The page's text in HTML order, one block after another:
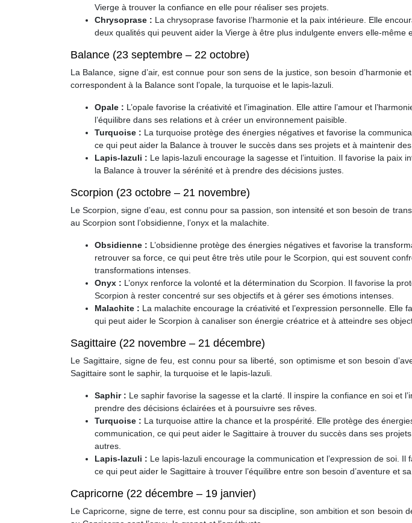
Vierge à trouver la confiance en elle pour réaliser ses projets.
Chrysoprase : La chrysoprase favorise l’harmonie et la paix intérieure. Elle
deux qualités qui peuvent aider la Vierge à être plus indulgente envers elle-même
Balance (23 septembre – 22 octobre)
La Balance, signe d’air, est connue pour son sens de la justice, son besoin d’harmonie
correspondent à la Balance sont l’opale, la turquoise et le lapis-lazuli.
Opale : L’opale favorise la créativité et l’imagination. Elle attire l’amour et
l’équilibre dans ses relations et à créer un environnement paisible.
Turquoise : La turquoise protège des énergies négatives et favorise la
ce qui peut aider la Balance à trouver le succès dans ses projets et à maintenir
Lapis-lazuli : Le lapis-lazuli encourage la sagesse et l’intuition. Il favorise la paix
la Balance à trouver la sérénité et à prendre des décisions justes.
Scorpion (23 octobre – 21 novembre)
Le Scorpion, signe d’eau, est connu pour sa passion, son intensité et son besoin de
au Scorpion sont l’obsidienne, l’onyx et la malachite.
Obsidienne : L’obsidienne protège des énergies négatives et favorise la
retrouver sa force, ce qui peut être très utile pour le Scorpion, qui est souvent
transformations intenses.
Onyx : L’onyx renforce la volonté et la détermination du Scorpion. Il favorise la
Scorpion à rester concentré sur ses objectifs et à gérer ses émotions intenses.
Malachite : La malachite encourage la créativité et l’expression personnelle. Elle
qui peut aider le Scorpion à canaliser son énergie créatrice et à atteindre ses
Sagittaire (22 novembre – 21 décembre)
Le Sagittaire, signe de feu, est connu pour sa liberté, son optimisme et son besoin
Sagittaire sont le saphir, la turquoise et le lapis-lazuli.
Saphir : Le saphir favorise la sagesse et la clarté. Il inspire la confiance en soi et
prendre des décisions éclairées et à poursuivre ses rêves.
Turquoise : La turquoise attire la chance et la prospérité. Elle protège des
communication, ce qui peut aider le Sagittaire à trouver du succès dans ses
autres.
Lapis-lazuli : Le lapis-lazuli encourage la communication et l’expression de soi. Il
ce qui peut aider le Sagittaire à trouver l’équilibre entre son besoin d’aventure et
Capricorne (22 décembre – 19 janvier)
Le Capricorne, signe de terre, est connu pour sa discipline, son ambition et son besoin